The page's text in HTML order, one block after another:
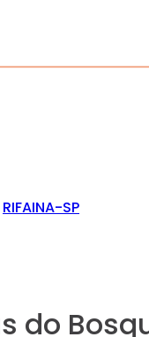
RIFAINA-SP
do